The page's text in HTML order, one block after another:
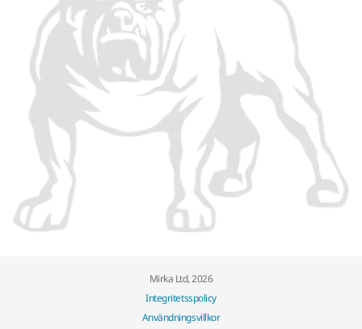
Mirka Ltd, 2026
Integritetsspolicy
Användningsvillkor